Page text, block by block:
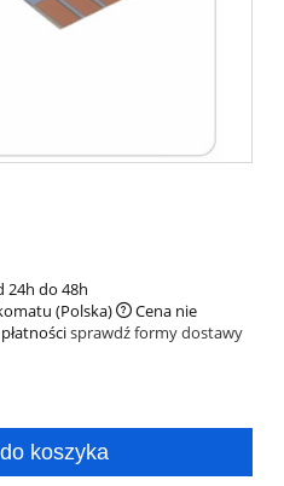
24h do 48h
(Polska)
Cena nie
sprawdź formy dostawy
do koszyka